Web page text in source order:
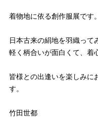
着物地に依る創作服展です。
日本古来の絹地を羽織って
軽く柄合いが面白くて、着
皆様との出逢いを楽しみに
す。
竹田世都